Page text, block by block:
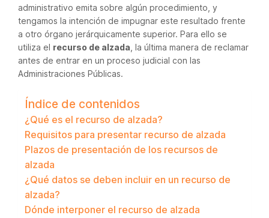
administrativo emita sobre algún procedimiento, y
tengamos la intención de impugnar este resultado frente
a otro órgano jerárquicamente superior. Para ello se
utiliza el recurso de alzada , la última manera de reclamar
antes de entrar en un proceso judicial con las
Administraciones Públicas.
Índice de contenidos
¿Qué es el recurso de alzada?
Requisitos para presentar recurso de alzada
Plazos de presentación de los recursos de
alzada
¿Qué datos se deben incluir en un recurso de
alzada?
Dónde interponer el recurso de alzada